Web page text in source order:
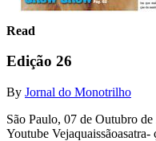
Read
Edição 26
By Jornal do Monotrilho
São Paulo, 07 de Outubro
Youtube